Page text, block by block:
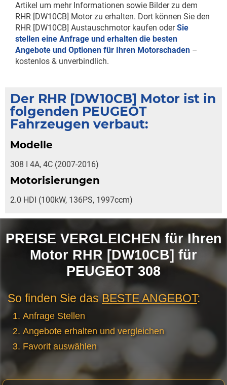
Artikel um mehr Informationen sowie Bilder zu dem
RHR [DW10CB] Motor zu erhalten. Dort können Sie den
RHR [DW10CB] Austauschmotor kaufen oderSie
stellen eine Anfrage und erhalten die besten
Angebote und Optionen für Ihren Motorschaden –
kostenlos & unverbindlich.
Der RHR [DW10CB] Motor ist in
folgenden PEUGEOT
Fahrzeugen verbaut:
Modelle
308 I 4A, 4C (2007-2016)
Motorisierungen
2.0 HDI (100kW, 136PS, 1997ccm)
PREISE VERGLEICHEN für Ihren
Motor RHR [DW10CB] für
PEUGEOT 308
So finden Sie das BESTE ANGEBOT:
Anfrage Stellen
Angebote erhalten und vergleichen
Favorit auswählen